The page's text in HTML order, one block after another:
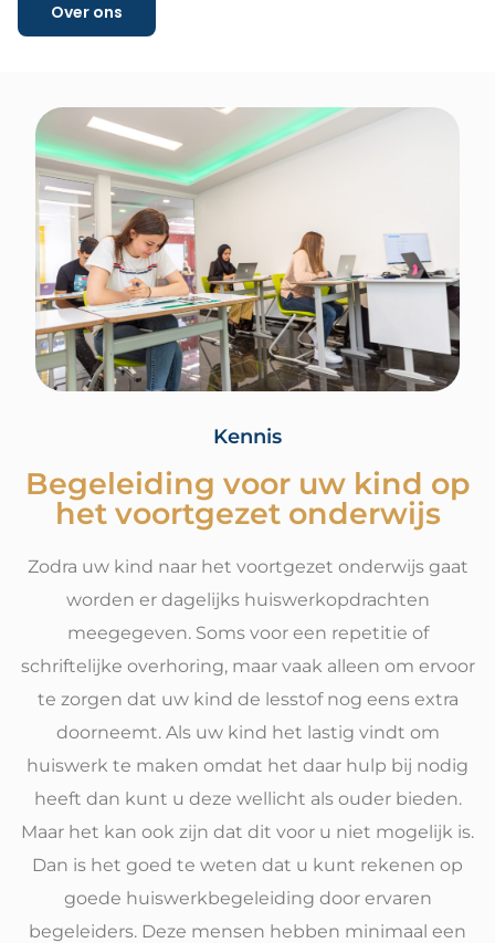
Over ons
Kennis
Begeleiding voor uw kind op
het voortgezet onderwijs
Zodra uw kind naar het voortgezet onderwijs gaat
worden er dagelijks huiswerkopdrachten
meegegeven. Soms voor een repetitie of
schriftelijke overhoring, maar vaak alleen om ervoor
te zorgen dat uw kind de lesstof nog eens extra
doorneemt. Als uw kind het lastig vindt om
huiswerk te maken omdat het daar hulp bij nodig
heeft dan kunt u deze wellicht als ouder bieden.
Maar het kan ook zijn dat dit voor u niet mogelijk is.
Dan is het goed te weten dat u kunt rekenen op
goede huiswerkbegeleiding door ervaren
begeleiders. Deze mensen hebben minimaal een